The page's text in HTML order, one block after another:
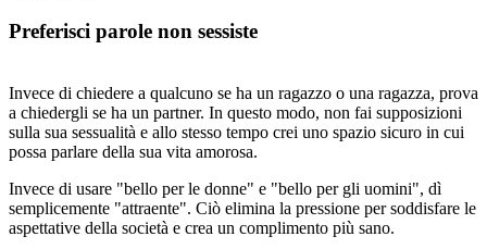
Preferisci parole non sessiste
Invece di chiedere a qualcuno se ha un ragazzo o una ragazza, prova
a chiedergli se ha un partner. In questo modo, non fai supposizioni
sulla sua sessualità e allo stesso tempo crei uno spazio sicuro in cui
possa parlare della sua vita amorosa.
Invece di usare "bello per le donne" e "bello per gli uomini", dì
semplicemente "attraente". Ciò elimina la pressione per soddisfare le
aspettative della società e crea un complimento più sano.